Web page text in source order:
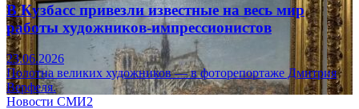
В Кузбасс привезли известные на весь мир
работы художников-импрессионистов
23.06.2026
Полотна великих художников — в фоторепортаже Дмитрия
Верфеля.
Новости СМИ2